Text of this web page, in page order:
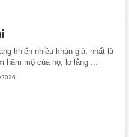
khiến nhiều khán giả, nhất là
hâm mộ của họ, lo lắng ...